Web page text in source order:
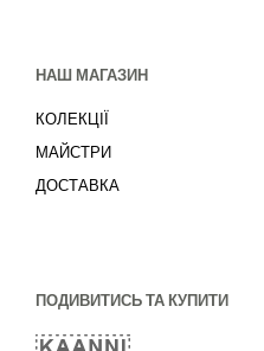
НАШ МАГАЗИН
КОЛЕКЦІЇ
МАЙСТРИ
ДОСТАВКА
ПОДИВИТИСЬ ТА КУПИТИ